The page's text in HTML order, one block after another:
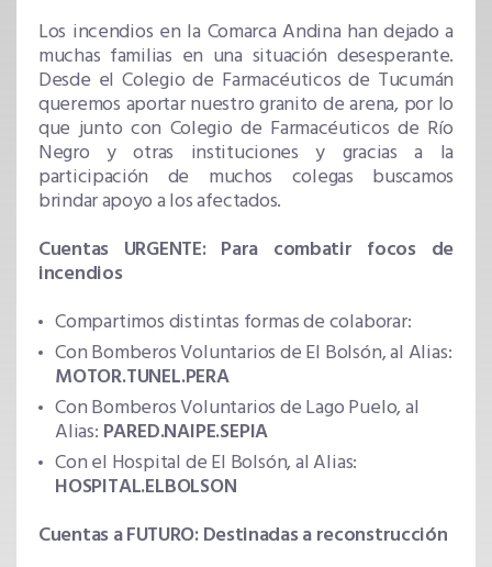
Los incendios en la Comarca Andina han dejado a
muchas familias en una situación desesperante.
Desde el Colegio de Farmacéuticos de Tucumán
queremos aportar nuestro granito de arena, por lo
que junto con Colegio de Farmacéuticos de Río
Negro y otras instituciones y gracias a la
participación de muchos colegas buscamos
brindar apoyo a los afectados.
Cuentas URGENTE: Para combatir focos de
incendios
Compartimos distintas formas de colaborar:
Con Bomberos Voluntarios de El Bolsón, al Alias:
MOTOR.TUNEL.PERA
Con Bomberos Voluntarios de Lago Puelo, al
Alias: PARED.NAIPE.SEPIA
Con el Hospital de El Bolsón, al Alias:
HOSPITAL.ELBOLSON
Cuentas a FUTURO: Destinadas a reconstrucción